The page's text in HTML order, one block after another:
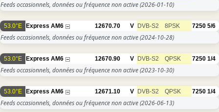
Feeds occasionnels, données ou fréquence non active(2026-01-10)
53.0°E Express AM6 12670.70 V DVB-S2 8PSK 7250 5/6
Feeds occasionnels, données ou fréquence non active(2024-10-28)
53.0°E Express AM6 12670.90 V DVB-S2 QPSK 7250 1/4
Feeds occasionnels, données ou fréquence non active(2023-10-30)
53.0°E Express AM6 12671.10 V DVB-S2 QPSK 7250 1/4
Feeds occasionnels, données ou fréquence non active(2026-06-13)